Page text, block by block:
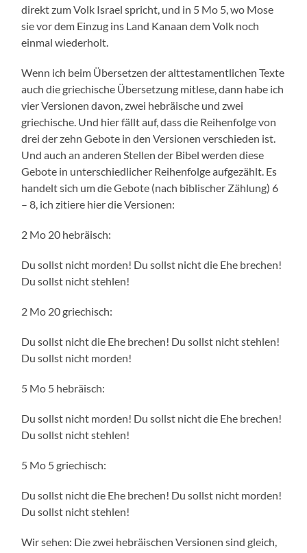
direkt zum Volk Israel spricht, und in 5 Mo 5, wo Mose
sie vor dem Einzug ins Land Kanaan dem Volk noch
einmal wiederholt.
Wenn ich beim Übersetzen der alttestamentlichen Texte
auch die griechische Übersetzung mitlese, dann habe ich
vier Versionen davon, zwei hebräische und zwei
griechische. Und hier fällt auf, dass die Reihenfolge von
drei der zehn Gebote in den Versionen verschieden ist.
Und auch an anderen Stellen der Bibel werden diese
Gebote in unterschiedlicher Reihenfolge aufgezählt. Es
handelt sich um die Gebote (nach biblischer Zählung) 6
– 8, ich zitiere hier die Versionen:
2 Mo 20 hebräisch:
Du sollst nicht morden! Du sollst nicht die Ehe brechen!
Du sollst nicht stehlen!
2 Mo 20 griechisch:
Du sollst nicht die Ehe brechen! Du sollst nicht stehlen!
Du sollst nicht morden!
5 Mo 5 hebräisch:
Du sollst nicht morden! Du sollst nicht die Ehe brechen!
Du sollst nicht stehlen!
5 Mo 5 griechisch:
Du sollst nicht die Ehe brechen! Du sollst nicht morden!
Du sollst nicht stehlen!
Wir sehen: Die zwei hebräischen Versionen sind gleich,